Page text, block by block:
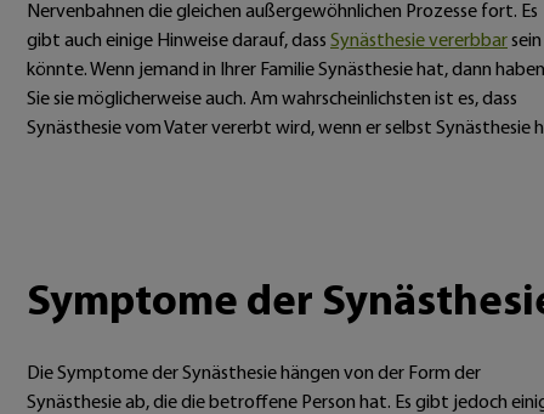
Nervenbahnen die gleichen außergewöhnlichen Prozesse fort. Es
gibt auch einige Hinweise darauf, dass Synästhesie vererbbarsein
könnte. Wenn jemand in Ihrer Familie Synästhesie hat, dann haben
Sie sie möglicherweise auch. Am wahrscheinlichsten ist es, dass
Synästhesie vom Vater vererbt wird, wenn er selbst Synästhesie
Symptome der
Die Symptome der Synästhesie hängen von der Form der
Synästhesie ab, die die betroffene Person hat. Es gibt jedoch